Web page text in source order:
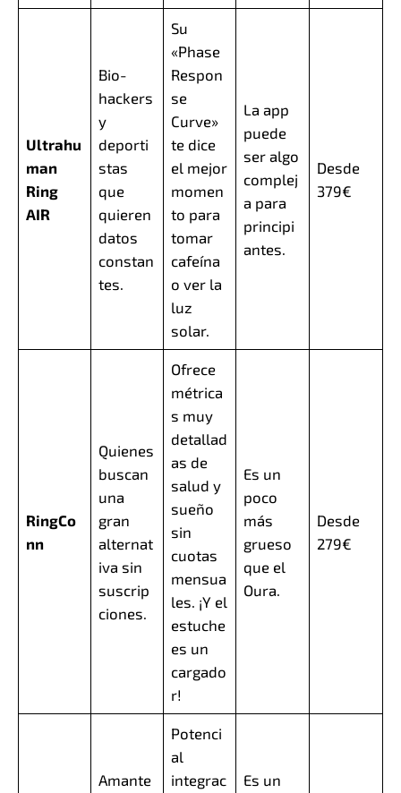
Ultrahu
man
Ring
AIR
Bio-
hackers
y
deporti
stas
que
quieren
datos
constan
tes.
Su
«Phase
Respon
se
Curve»
te dice
el mejor
momen
to para
tomar
cafeína
o ver la
luz
solar.
La app
puede
ser algo
complej
a para
principi
antes.
Desde
379€
RingCo
nn
Quienes
buscan
una
gran
alternat
iva sin
suscrip
ciones.
Ofrece
métrica
s muy
detallad
as de
salud y
sueño
sin
cuotas
mensua
les. ¡Y el
estuche
es un
cargado
r!
Es un
poco
más
grueso
que el
Oura.
Desde
279€
Amante
Potenci
al
integrac
Es un